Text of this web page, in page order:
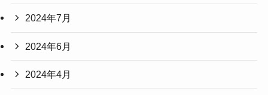
2024年7月
2024年6月
2024年4月